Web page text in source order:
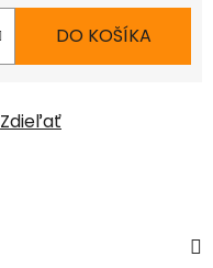
DO KOŠÍKA
Zdieľať